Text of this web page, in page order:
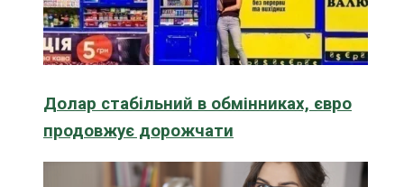
Долар стабільний в обмінниках, євро
продовжує дорожчати